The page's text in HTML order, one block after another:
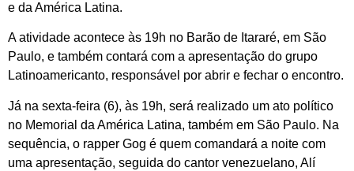
e da América Latina.
A atividade acontece às 19h no Barão de Itararé, em São
Paulo, e também contará com a apresentação do grupo
Latinoamericanto, responsável por abrir e fechar o encontro.
Já na sexta-feira (6), às 19h, será realizado um ato político
no Memorial da América Latina, também em São Paulo. Na
sequência, o rapper Gog é quem comandará a noite com
uma apresentação, seguida do cantor venezuelano, Alí